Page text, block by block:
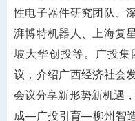
性电子器件研究团队、
湃博特机器人、上海复
坡大华创投等。广投
议，介绍广西经济社会
会议分享新形势新机遇
成—广投引育—柳州智